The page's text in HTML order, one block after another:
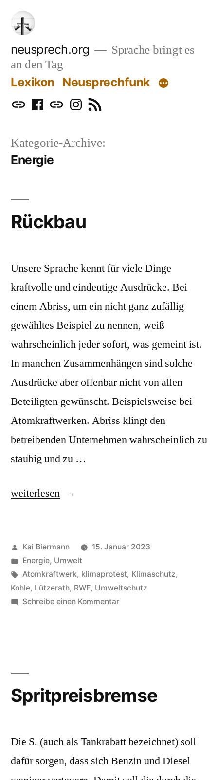
Zum
Inhalt
springen
neusprech.org
Sprache bringt es
an den Tag
Lexikon Neusprechfunk
MastodonFacebook
BlueskyInstagram
RSS
Kategorie-Archive:
Energie
Rückbau
Unsere Sprache kennt für viele Dinge
kraftvolle und eindeutige Ausdrücke. Bei
einem Abriss, um ein nicht ganz zufällig
gewähltes Beispiel zu nennen, weiß
wahrscheinlich jeder sofort, was gemeint ist.
In manchen Zusammenhängen sind solche
Ausdrücke aber offenbar nicht von allen
Beteiligten gewünscht. Beispielsweise bei
Atomkraftwerken. Abriss klingt den
betreibenden Unternehmen wahrscheinlich zu
staubig und zu …
„Rückbau“
weiterlesen
Veröffentlicht
von
Kai Biermann
15. Januar 2023
Veröffentlicht
in
Energie, Umwelt
Schlagwörter:
Atomkraftwerk, klimaprotest, Klimaschutz,
Kohle, Lützerath, RWE, Umweltschutz
Schreibe einen Kommentarzu
Spritpreisbremse
Die S. (auch als Tankrabatt bezeichnet) soll
dafür sorgen, dass sich Benzin und Diesel